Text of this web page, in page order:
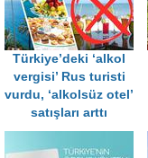
Türkiye’deki ‘alkol
vergisi’ Rus turisti
vurdu, ‘alkolsüz otel’
satışları arttı